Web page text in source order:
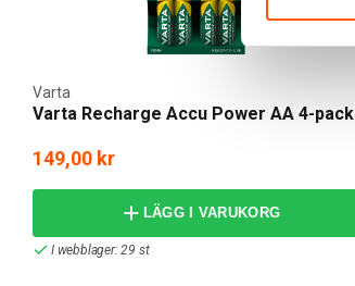
Varta Recharge Accu Power AA 4-pack
Varta
149,00 kr
LÄGG I VARUKORG
I webblager: 29 st